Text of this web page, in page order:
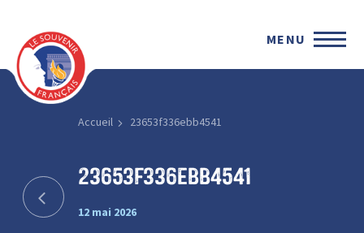
MENU
Accueil 23653f336ebb4541
23653f336ebb4541
12 mai 2026